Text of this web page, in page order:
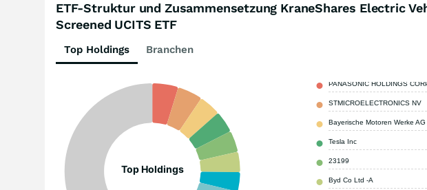
ETF-Struktur und Zusammensetzung KraneShares Electric
Screened UCITS ETF
Top Holdings Branchen
Top Holdings
PANASONIC HOLDINGS
STMICROELECTRONICS NV
Bayerische Motoren Werke AG
Tesla Inc
23199
Byd Co Ltd -A